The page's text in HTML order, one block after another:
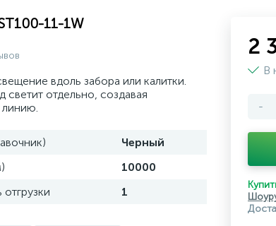
11-1W
вдоль забора или калитки.
светит отдельно, создавая
Черный
10000
отгрузки
1
2
В
-